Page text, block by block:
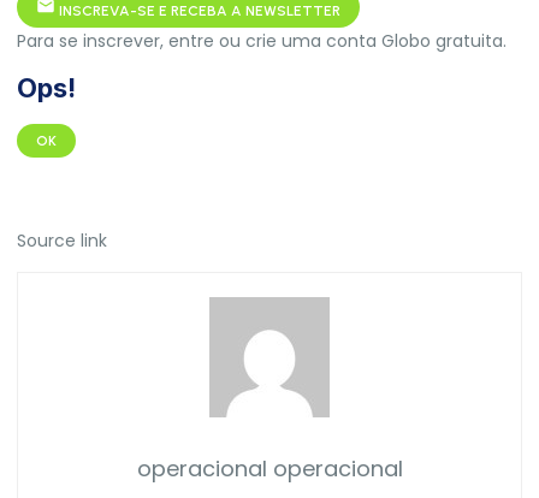
INSCREVA-SE E RECEBA A NEWSLETTER
Para se inscrever, entre ou crie uma conta Globo gratuita.
Ops!
OK
Source link
operacional operacional